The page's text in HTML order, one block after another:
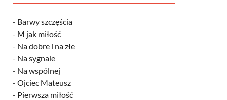
- Barwy szczęścia
- M jak miłość
- Na dobre i na złe
- Na sygnale
- Na wspólnej
- Ojciec Mateusz
- Pierwsza miłość